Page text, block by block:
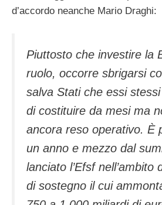
d’accordo neanche Mario Draghi:
Piuttosto che investire la
ruolo, occorre sbrigarsi
salva Stati che essi
di costituire da mesi ma
ancora reso operativo. È
un anno e mezzo dal
lanciato l’Efsf nell’ambito
di sostegno il cui